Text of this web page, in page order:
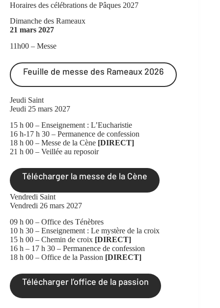
Horaires des célébrations de Pâques 2027
Dimanche des Rameaux
21 mars 2027
11h00 – Messe
Feuille de messe des Rameaux 2026
Jeudi Saint
Jeudi 25 mars 2027
15 h 00 – Enseignement : L’Eucharistie
16 h-17 h 30 – Permanence de confession
18 h 00 – Messe de la Cène [DIRECT]
21 h 00 – Veillée au reposoir
Télécharger la messe de la Cène
Vendredi Saint
Vendredi 26 mars 2027
09 h 00 – Office des Ténèbres
10 h 30 – Enseignement : Le mystère de la croix
15 h 00 – Chemin de croix [DIRECT]
16 h – 17 h 30 – Permanence de confession
18 h 00 – Office de la Passion [DIRECT]
Télécharger l’office de la passion